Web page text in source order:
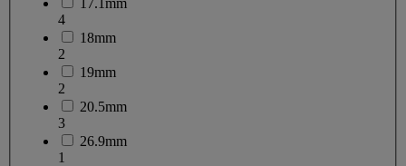
17.1mm
4
18mm
2
19mm
2
20.5mm
3
26.9mm
1